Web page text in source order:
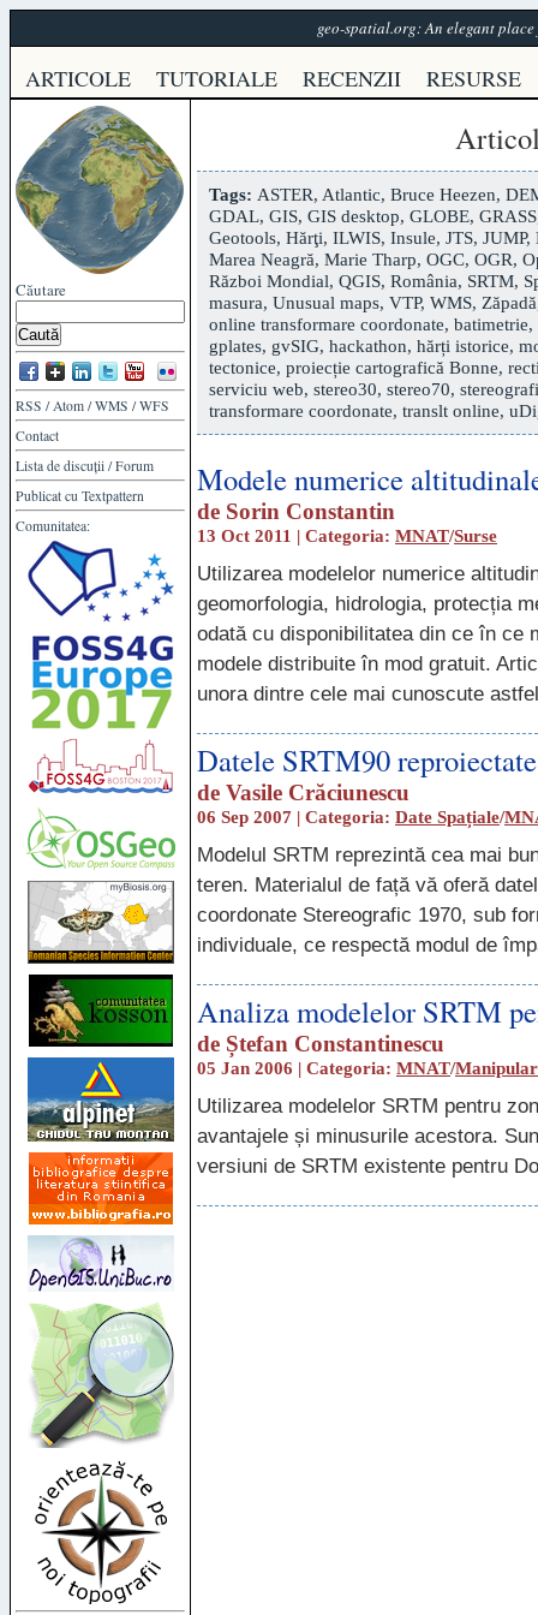
geo-spatial.org: An elegant
ARTICOLE TUTORIALE RECENZII RESURSE
Căutare
RSS /Atom /WMS /WFS
Contact
Lista de discuții /Forum
Publicat cu Textpattern
Comunitatea:
Tags: ASTER, Atlantic, Bruce Heezen,
GDAL, GIS, GIS desktop, GLOBE, GRASS
Geotools, Hărţi, ILWIS, Insule, JTS, JUMP,
Marea Neagră, Marie Tharp, OGC, OGR,
Război Mondial, QGIS, România, SRTM,
masura, Unusual maps, VTP, WMS, Zăpadă
online transformare coordonate, batimetrie,
gplates, gvSIG, hackathon, hărți istorice,
tectonice, proiecție cartografică Bonne,
serviciu web, stereo30, stereo70,
transformare coordonate, translt online,
Modele numerice
de Sorin Constantin
13 Oct 2011 | Categoria: MNAT/Surse
Utilizarea modelelor numerice
geomorfologia, hidrologia, protecția
odată cu disponibilitatea din ce în ce
modele distribuite în mod gratuit.
unora dintre cele mai cunoscute
Datele SRTM90
de Vasile Crăciunescu
06 Sep 2007 | Categoria: Date Spațiale/
Modelul SRTM reprezintă cea mai
teren. Materialul de față vă oferă
coordonate Stereografic 1970, sub
individuale, ce respectă modul de
Analiza modelelor SRTM
de Ștefan Constantinescu
05 Jan 2006 | Categoria: MNAT/
Utilizarea modelelor SRTM pentru
avantajele și minusurile acestora.
versiuni de SRTM existente pentru